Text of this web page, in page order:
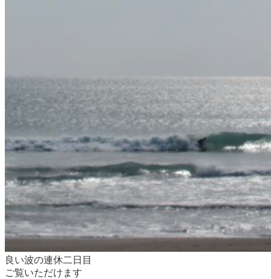
良い波の連休二日目
ご覧いただけます